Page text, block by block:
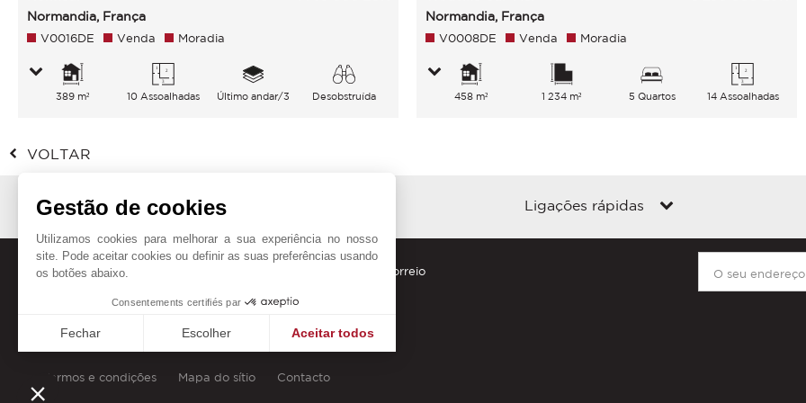
Normandia, França
V0016DE Venda Moradia
389 m² 10 Assoalhadas Último andar/3
Desobstruída
Normandia, França
V0008DE Venda Moradia
458 m² 1 234 m² 5 Quartos 14 Assoalhadas
VOLTAR
Ligações rápidas
Receba as nossas novidades directamente na sua caixa de correio
Termos e condições Mapa do sítio Contacto
Gestão de cookies
Utilizamos cookies para melhorar a sua experiência no nosso
site. Pode aceitar cookies ou definir as suas preferências usando
os botões abaixo.
Consentements certifiés par
Fechar Escolher Aceitar todos
Nossa plataforma permite que você personalize e gerencie suas configurações de privacidade, garantindo